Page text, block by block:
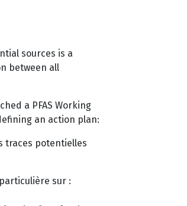
sources is a
between all
a PFAS Working
an action plan:
potentielles
sur :